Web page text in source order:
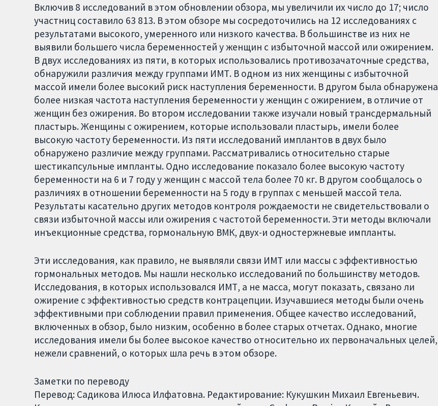
Включив 8 исследований в этом обновлении обзора, мы увеличили их число до 17; число
участниц составило 63 813. В этом обзоре мы сосредоточились на 12 исследованиях с
результатами высокого, умеренного или низкого качества. В большинстве из них не
выявили большего числа беременностей у женщин с избыточной массой или ожирением.
В двух исследованиях из пяти, в которых использовались противозачаточные средства,
обнаружили различия между группами ИМТ. В одном из них женщины с избыточной
массой имели более высокий риск наступления беременности. В другом была обнаружена
более низкая частота наступления беременности у женщин с ожирением, в отличие от
женщин без ожирения. Во втором исследовании также изучали новый трансдермальный
пластырь. Женщины с ожирением, которые использовали пластырь, имели более
высокую частоту беременности. Из пяти исследований имплантов в двух было
обнаружено различие между группами. Рассматривались относительно старые
шестикапсульные импланты. Одно исследование показало более высокую частоту
беременности на 6 и 7 году у женщин с массой тела более 70 кг. В другом сообщалось о
различиях в отношении беременности на 5 году в группах с меньшей массой тела.
Результаты касательно других методов контроля рождаемости не свидетельствовали о
связи избыточной массы или ожирения с частотой беременности. Эти методы включали
инъекционные средства, гормональную ВМК, двух-и одностержневые импланты.
Эти исследования, как правило, не выявляли связи ИМТ или массы с эффективностью
гормональных методов. Мы нашли несколько исследований по большинству методов.
Исследования, в которых использовался ИМТ, а не масса, могут показать, связано ли
ожирение с эффективностью средств контрацепции. Изучавшиеся методы были очень
эффективными при соблюдении правил применения. Общее качество исследований,
включенных в обзор, было низким, особенно в более старых отчетах. Однако, многие
исследования имели бы более высокое качество относительно их первоначальных целей,
нежели сравнений, о которых шла речь в этом обзоре.
Заметки по переводу
Перевод: Садикова Илюса Илфатовна. Редактирование: Кукушкин Михаил Евгеньевич.